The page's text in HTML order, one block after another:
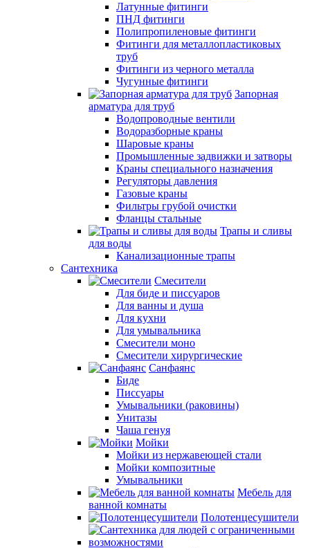
Латунные фитинги
ПНД фитинги
Полипропиленовые фитинги
Фитинги для металлопластиковых
труб
Фитинги из черного металла
Чугунные фитинги
Запорная
арматура для труб
Водопроводные вентили
Водоразборные краны
Шаровые краны
Промышленные задвижки и затворы
Краны специального назначения
Регуляторы давления
Газовые краны
Фильтры грубой очистки
Фланцы стальные
Трапы и сливы
для воды
Канализационные трапы
Сантехника
Смесители
Для биде и писсуаров
Для ванны и душа
Для кухни
Для умывальника
Смесители моно
Смесители хирургические
Санфаянс
Биде
Писсуары
Умывальники (раковины)
Унитазы
Чаша генуя
Мойки
Мойки из нержавеющей стали
Мойки композитные
Умывальники
Мебель для
ванной комнаты
Полотенцесушители